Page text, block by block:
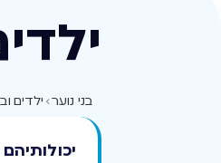
בני נוער› ילדים